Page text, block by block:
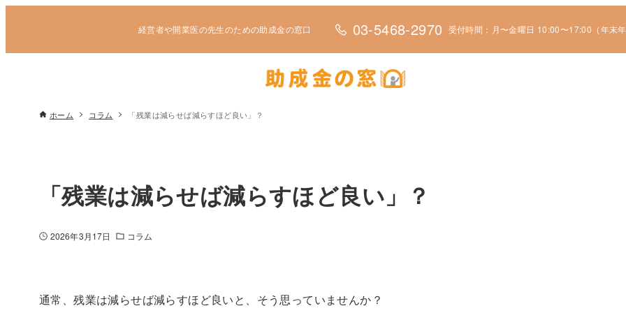
経営者や開業医の先生のための助成金の窓口 03-5468-2970 受付時間：月〜金曜日 10:00〜17:00（年末年
ホーム コラム 「残業は減らせば減らすほど良い」？
「残業は減らせば減らすほど良い」？
2026年3月17日 コラム
通常、残業は減らせば減らすほど良いと、そう思っていませんか？